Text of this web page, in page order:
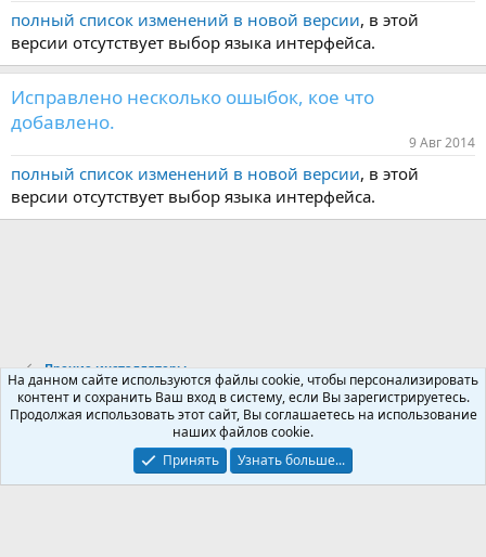
полный список изменений в новой версии, в этой
версии отсутствует выбор языка интерфейса.
Исправлено несколько ошыбок, кое что
добавлено.
9 Авг 2014
полный список изменений в новой версии, в этой
версии отсутствует выбор языка интерфейса.
Прочие инсталляторы
Russian (RU)
Условия и правила
Политика конфиденциальности
Помощь
На данном сайте используются файлы cookie, чтобы персонализировать
контент и сохранить Ваш вход в систему, если Вы зарегистрируетесь.
Продолжая использовать этот сайт, Вы соглашаетесь на использование
наших файлов cookie.
Принять
Узнать больше...